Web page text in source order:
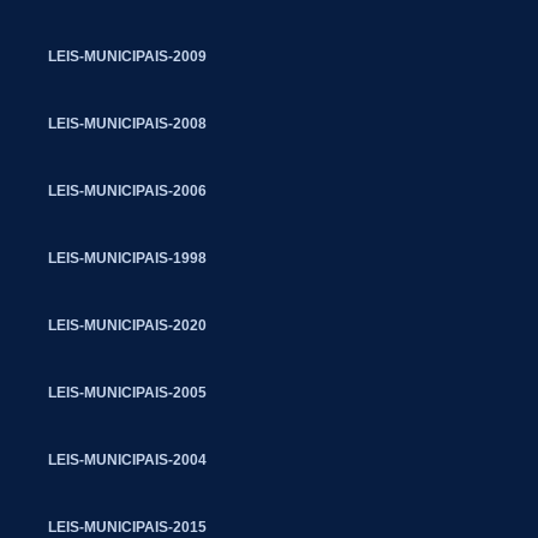
LEIS-MUNICIPAIS-2009
LEIS-MUNICIPAIS-2008
LEIS-MUNICIPAIS-2006
LEIS-MUNICIPAIS-1998
LEIS-MUNICIPAIS-2020
LEIS-MUNICIPAIS-2005
LEIS-MUNICIPAIS-2004
LEIS-MUNICIPAIS-2015